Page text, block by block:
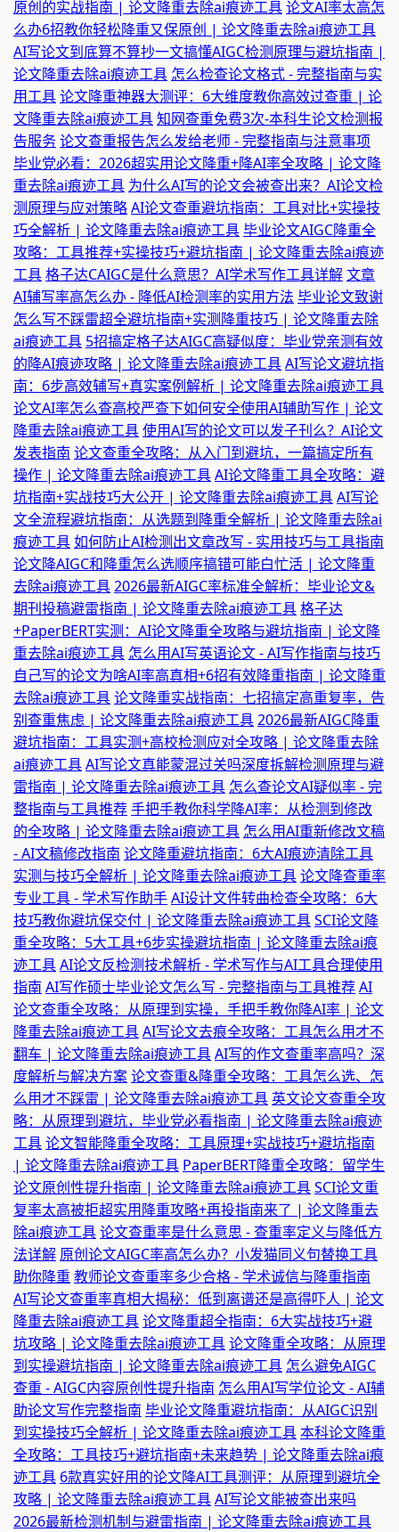
原创的实战指南 | 论文降重去除ai痕迹工具论文AI率太高怎
么办6招教你轻松降重又保原创 | 论文降重去除ai痕迹工具
AI写论文到底算不算抄一文搞懂AIGC检测原理与避坑指南 |
论文降重去除ai痕迹工具 怎么检查论文格式 - 完整指南与实
用工具论文降重神器大测评：6大维度教你高效过查重 | 论
文降重去除ai痕迹工具知网查重免费3次-本科生论文检测报
告服务论文查重报告怎么发给老师 - 完整指南与注意事项
毕业党必看：2026超实用论文降重+降AI率全攻略 | 论文降
重去除ai痕迹工具 为什么AI写的论文会被查出来？AI论文检
测原理与应对策略AI论文查重避坑指南：工具对比+实操技
巧全解析 | 论文降重去除ai痕迹工具毕业论文AIGC降重全
攻略：工具推荐+实操技巧+避坑指南 | 论文降重去除ai痕迹
工具格子达CAIGC是什么意思？AI学术写作工具详解文章
AI辅写率高怎么办 - 降低AI检测率的实用方法 毕业论文致谢
怎么写不踩雷超全避坑指南+实测降重技巧 | 论文降重去除
ai痕迹工具 5招搞定格子达AIGC高疑似度：毕业党亲测有效
的降AI痕迹攻略 | 论文降重去除ai痕迹工具AI写论文避坑指
南：6步高效辅写+真实案例解析 | 论文降重去除ai痕迹工具
论文AI率怎么查高校严查下如何安全使用AI辅助写作 | 论文
降重去除ai痕迹工具使用AI写的论文可以发子刊么？AI论文
发表指南 论文查重全攻略：从入门到避坑，一篇搞定所有
操作 | 论文降重去除ai痕迹工具AI论文降重工具全攻略：避
坑指南+实战技巧大公开 | 论文降重去除ai痕迹工具AI写论
文全流程避坑指南：从选题到降重全解析 | 论文降重去除ai
痕迹工具如何防止AI检测出文章改写 - 实用技巧与工具指南
论文降AIGC和降重怎么选顺序搞错可能白忙活 | 论文降重
去除ai痕迹工具2026最新AIGC率标准全解析：毕业论文&
期刊投稿避雷指南 | 论文降重去除ai痕迹工具格子达
+PaperBERT实测：AI论文降重全攻略与避坑指南 | 论文降
重去除ai痕迹工具 怎么用AI写英语论文 - AI写作指南与技巧
自己写的论文为啥AI率高真相+6招有效降重指南 | 论文降重
去除ai痕迹工具论文降重实战指南：七招搞定高重复率，告
别查重焦虑 | 论文降重去除ai痕迹工具2026最新AIGC降重
避坑指南：工具实测+高校检测应对全攻略 | 论文降重去除
ai痕迹工具AI写论文真能蒙混过关吗深度拆解检测原理与避
雷指南 | 论文降重去除ai痕迹工具 怎么查论文AI疑似率 - 完
整指南与工具推荐手把手教你科学降AI率：从检测到修改
的全攻略 | 论文降重去除ai痕迹工具 怎么用AI重新修改文稿
- AI文稿修改指南 论文降重避坑指南：6大AI痕迹清除工具
实测与技巧全解析 | 论文降重去除ai痕迹工具论文降查重率
专业工具 - 学术写作助手AI设计文件转曲检查全攻略：6大
技巧教你避坑保交付 | 论文降重去除ai痕迹工具SCI论文降
重全攻略：5大工具+6步实操避坑指南 | 论文降重去除ai痕
迹工具AI论文反检测技术解析 - 学术写作与AI工具合理使用
指南 AI写作硕士毕业论文怎么写 - 完整指南与工具推荐AI
论文查重全攻略：从原理到实操，手把手教你降AI率 | 论文
降重去除ai痕迹工具AI写论文去痕全攻略：工具怎么用才不
翻车 | 论文降重去除ai痕迹工具AI写的作文查重率高吗？深
度解析与解决方案论文查重&降重全攻略：工具怎么选、怎
么用才不踩雷 | 论文降重去除ai痕迹工具 英文论文查重全攻
略：从原理到避坑，毕业党必看指南 | 论文降重去除ai痕迹
工具论文智能降重全攻略：工具原理+实战技巧+避坑指南
| 论文降重去除ai痕迹工具 PaperBERT降重全攻略：留学生
论文原创性提升指南 | 论文降重去除ai痕迹工具SCI论文重
复率太高被拒超实用降重攻略+再投指南来了 | 论文降重去
除ai痕迹工具论文查重率是什么意思 - 查重率定义与降低方
法详解 原创论文AIGC率高怎么办？小发猫同义句替换工具
助你降重教师论文查重率多少合格 - 学术诚信与降重指南
AI写论文查重率真相大揭秘：低到离谱还是高得吓人 | 论文
降重去除ai痕迹工具论文降重超全指南：6大实战技巧+避
坑攻略 | 论文降重去除ai痕迹工具论文降重全攻略：从原理
到实操避坑指南 | 论文降重去除ai痕迹工具 怎么避免AIGC
查重 - AIGC内容原创性提升指南 怎么用AI写学位论文 - AI辅
助论文写作完整指南 毕业论文降重避坑指南：从AIGC识别
到实操技巧全解析 | 论文降重去除ai痕迹工具本科论文降重
全攻略：工具技巧+避坑指南+未来趋势 | 论文降重去除ai痕
迹工具 6款真实好用的论文降AI工具测评：从原理到避坑全
攻略 | 论文降重去除ai痕迹工具AI写论文能被查出来吗
2026最新检测机制与避雷指南 | 论文降重去除ai痕迹工具